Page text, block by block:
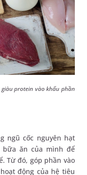
protein vào khẩu phần
ngũ cốc nguyên hạt
bữa ăn của mình để
Từ đó, góp phần vào
động của hệ tiêu